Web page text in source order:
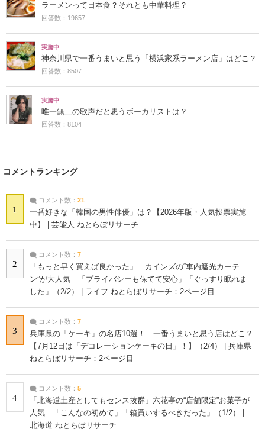
ラーメンって日本食？それとも中華料理？
回答数：19657
実施中
神奈川県で一番うまいと思う「横浜家系ラーメン店」はどこ？
回答数：8507
実施中
唯一無二の歌声だと思うボーカリストは？
回答数：8104
コメントランキング
1
コメント数： 21
一番好きな「韓国の男性俳優」は？【2026年版・人気投票実施
中】 | 芸能人 ねとらぼリサーチ
2
コメント数： 7
「もっと早く買えば良かった」 カインズの“車内遮光カーテ
ン”が大人気 「プライバシーも保てて安心」「ぐっすり眠れま
した」（2/2） | ライフ ねとらぼリサーチ：2ページ目
3
コメント数： 7
兵庫県の「ケーキ」の名店10選！ 一番うまいと思う店はどこ？
【7月12日は「デコレーションケーキの日」！】（2/4） | 兵庫県
ねとらぼリサーチ：2ページ目
4
コメント数： 5
「北海道土産としてもセンス抜群」六花亭の“店舗限定”お菓子が
人気 「こんなの初めて」「箱買いするべきだった」（1/2） |
北海道 ねとらぼリサーチ